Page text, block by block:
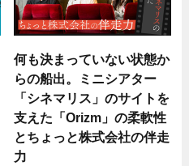
何も決まっていない状態か
らの船出。ミニシアター
「シネマリス」のサイトを
支えた「Orizm」の柔軟性
とちょっと株式会社の伴走
力